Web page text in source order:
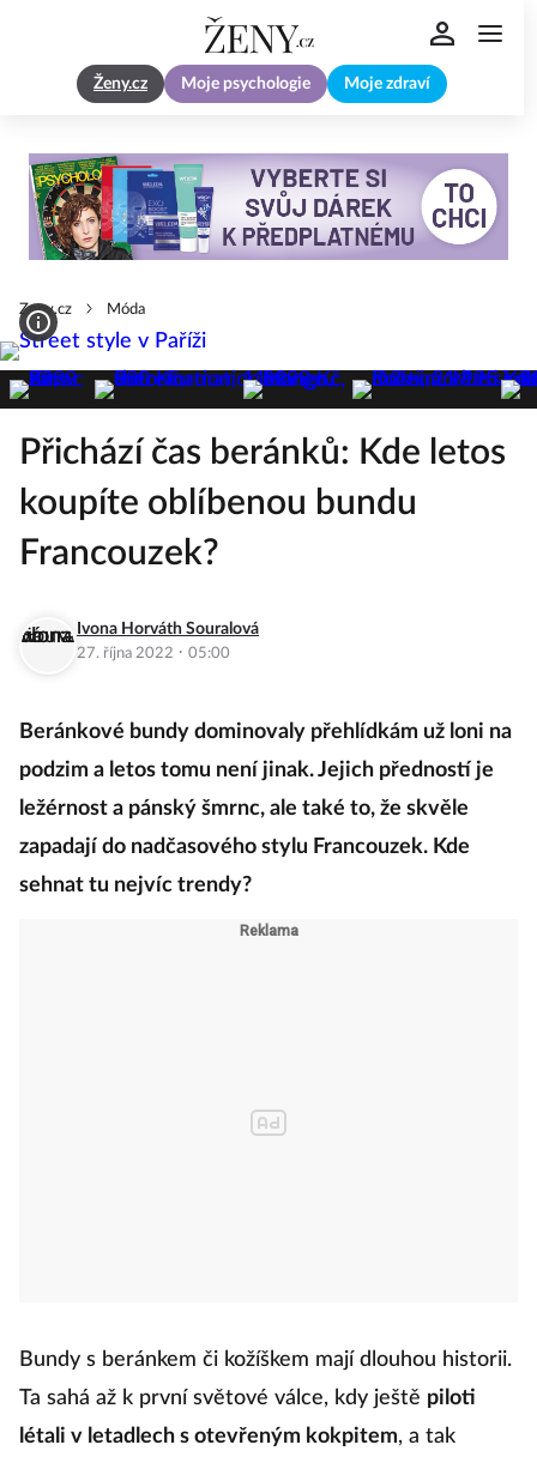
Ženy.cz Moje psychologie Moje zdraví
Zeny.cz Móda
Přichází čas beránků: Kde letos
koupíte oblíbenou bundu
Francouzek?
Ivona Horváth Souralová
27. října 2022 · 05:00
Beránkové bundy dominovaly přehlídkám už loni na
podzim a letos tomu není jinak. Jejich předností je
ležérnost a pánský šmrnc, ale také to, že skvěle
zapadají do nadčasového stylu Francouzek. Kde
sehnat tu nejvíc trendy?
Bundy s beránkem či kožíškem mají dlouhou historii.
Ta sahá až k první světové válce, kdy ještě piloti
létali v letadlech s otevřeným kokpitem, a tak